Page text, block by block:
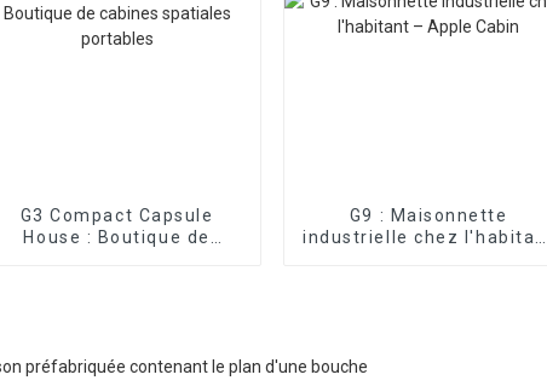
G3 Compact Capsule
House : Boutique de
G9 : Maisonnette
industrielle chez l'habitant